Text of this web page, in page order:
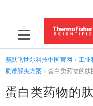
赛默飞世尔科技中国官网 › 工业
质谱解决方案 › 蛋白类药物的肽
蛋白类药物的